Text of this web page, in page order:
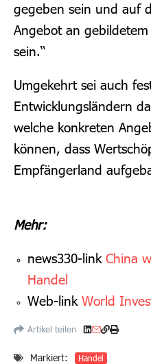
gegeben sein und auf
Angebot an
sein.“
Umgekehrt sei auch
Entwicklungsländern
welche konkreten
können, dass
Empfängerland
Mehr:
news330-link China
Handel
Web-link World
Artikel teilen
Markiert: Handel